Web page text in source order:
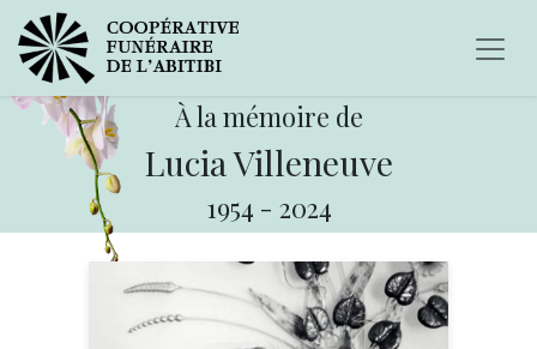
À la mémoire de
Lucia Villeneuve
1954 - 2024